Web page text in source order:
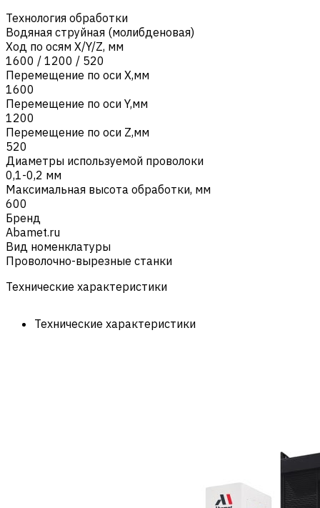
Технология обработки
Водяная струйная (молибденовая)
Ход по осям X/Y/Z, мм
1600 / 1200 / 520
Перемещение по оси X,мм
1600
Перемещение по оси Y,мм
1200
Перемещение по оси Z,мм
520
Диаметры используемой проволоки
0,1-0,2 мм
Максимальная высота обработки, мм
600
Бренд
Abamet.ru
Вид номенклатуры
Проволочно-вырезные станки
Технические характеристики
Технические характеристики